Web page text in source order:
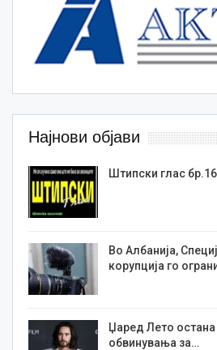
Најнови објави
Штипски глас
Во Албанија,
корупција го
Џаред Лето остана
обвинувања за…